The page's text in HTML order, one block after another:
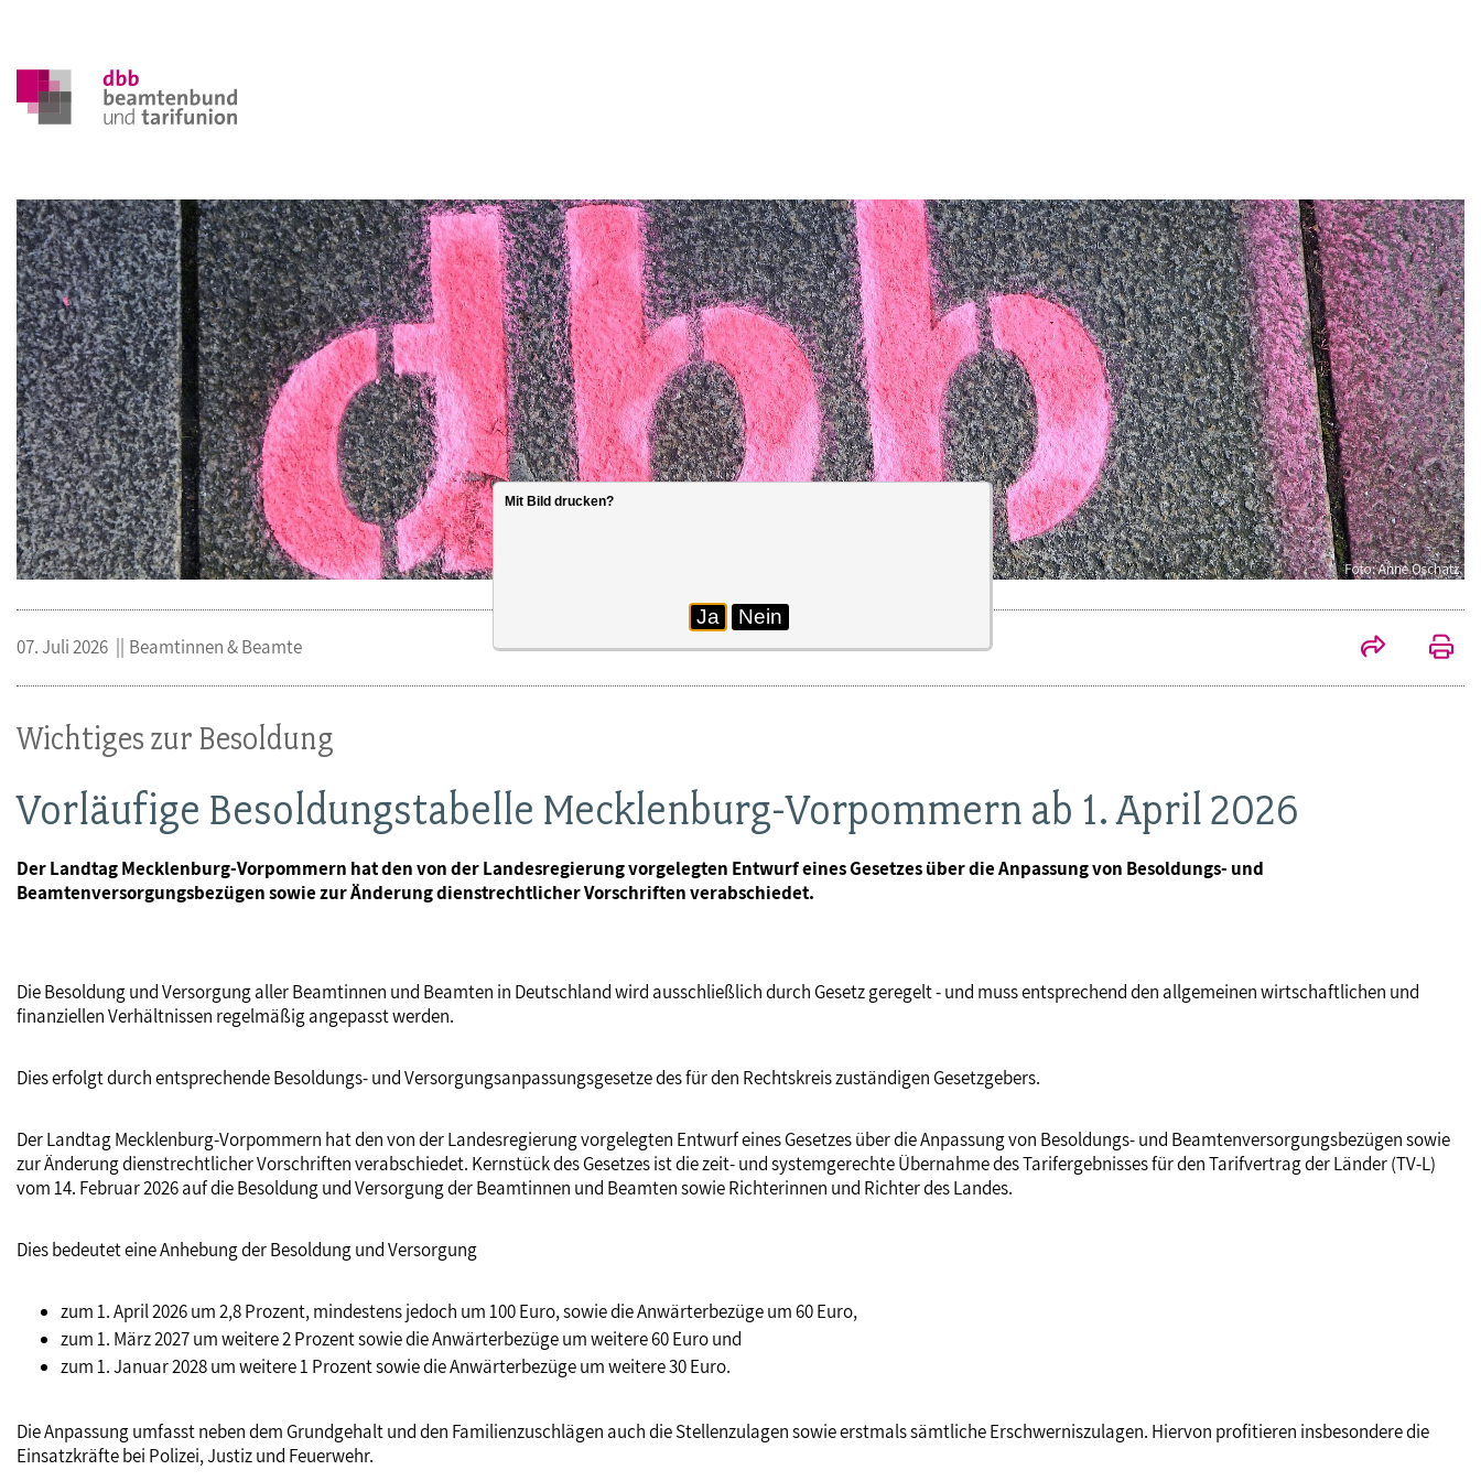
Wichtiges zur Besoldung
Vorläufige Besoldungstabelle Mecklenburg-Vorpommern ab 1. April 2026
Der Landtag Mecklenburg-Vorpommern hat den von der Landesregierung vorgelegten Entwurf eines Gesetzes über die Anpassung von Besoldungs- und
Beamtenversorgungsbezügen sowie zur Änderung dienstrechtlicher Vorschriften verabschiedet.
07. Juli 2026 Beamtinnen & Beamte
Die Besoldung und Versorgung aller Beamtinnen und Beamten in Deutschland wird ausschließlich durch Gesetz geregelt - und muss entsprechend den allgemeinen wirtschaftlichen und
finanziellen Verhältnissen regelmäßig angepasst werden.
Dies erfolgt durch entsprechende Besoldungs- und Versorgungsanpassungsgesetze des für den Rechtskreis zuständigen Gesetzgebers.
Der Landtag Mecklenburg-Vorpommern hat den von der Landesregierung vorgelegten Entwurf eines Gesetzes über die Anpassung von Besoldungs- und Beamtenversorgungsbezügen sowie
zur Änderung dienstrechtlicher Vorschriften verabschiedet. Kernstück des Gesetzes ist die zeit- und systemgerechte Übernahme des Tarifergebnisses für den Tarifvertrag der Länder (TV-L)
vom 14. Februar 2026 auf die Besoldung und Versorgung der Beamtinnen und Beamten sowie Richterinnen und Richter des Landes.
Dies bedeutet eine Anhebung der Besoldung und Versorgung
zum 1. April 2026 um 2,8 Prozent, mindestens jedoch um 100 Euro, sowie die Anwärterbezüge um 60 Euro,
zum 1. März 2027 um weitere 2 Prozent sowie die Anwärterbezüge um weitere 60 Euro und
zum 1. Januar 2028 um weitere 1 Prozent sowie die Anwärterbezüge um weitere 30 Euro.
Die Anpassung umfasst neben dem Grundgehalt und den Familienzuschlägen auch die Stellenzulagen sowie erstmals sämtliche Erschwerniszulagen. Hiervon profitieren insbesondere die
Einsatzkräfte bei Polizei, Justiz und Feuerwehr.
Mit Bild drucken?
Ja Nein